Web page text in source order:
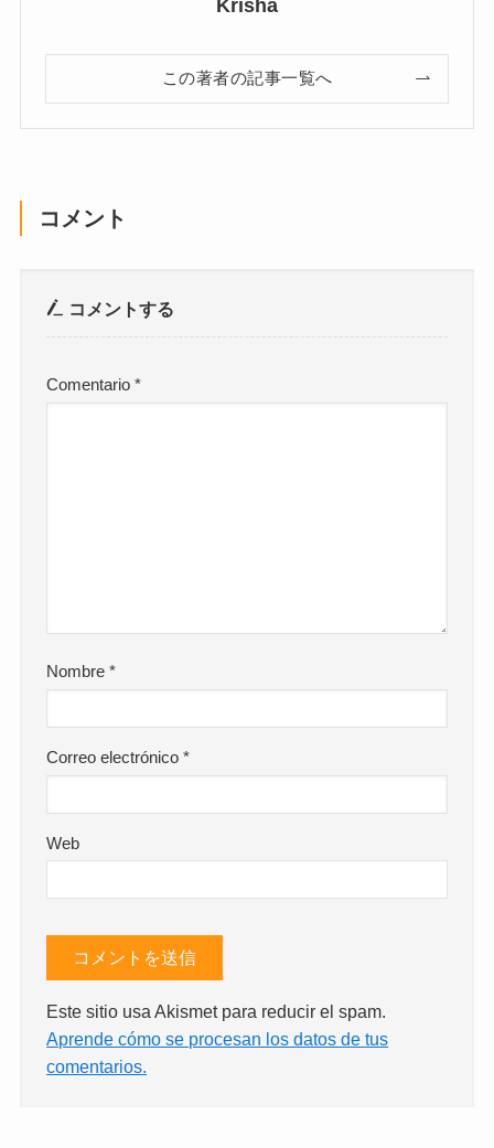
Krisha
この著者の記事一覧へ
コメント
コメントする
Comentario*
Nombre*
Correo electrónico*
Web
Este sitio usa Akismet para reducir el spam.
Aprende cómo se procesan los datos de tus
comentarios.